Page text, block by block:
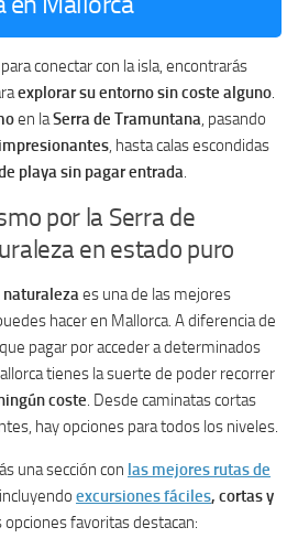
conectar con la isla, encontrarás
explorar su entorno sin coste alguno
en laSerra de Tramuntana , pasando
, hasta calas escondidas
playa sin pagar entrada
por la Serra de
en estado puro
es una de las mejores
hacer en Mallorca. A diferencia de
pagar por acceder a determinados
tienes la suerte de poder recorrer
coste . Desde caminatas cortas
hay opciones para todos los niveles.
una sección con las mejores rutas de
, incluyendo excursiones fáciles, cortas y
opciones favoritas destacan: